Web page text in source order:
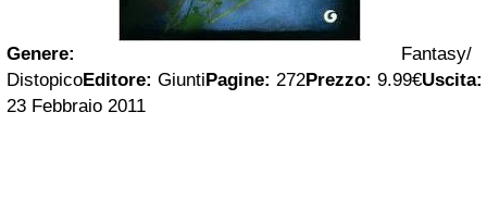
Genere:
Fantasy/
DistopicoEditore: GiuntiPagine: 272Prezzo: 9.99€Uscita:
23 Febbraio 2011